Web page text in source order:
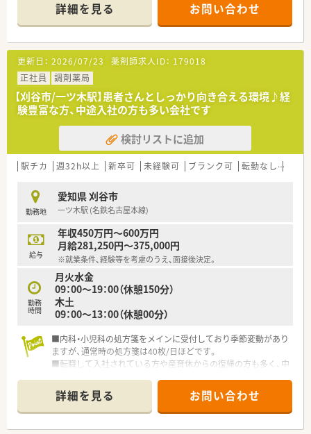
【店舗情報と応需状況について】
■東刈谷駅から徒歩11分ほどの場所に位置しており、毎日の通
勤にも非常に便利な立地環境となっています。
■近隣のクリニックから内科やリハビリテーション科の処方箋
を主に応需しており、地域医療に貢献しています。
■在宅クリニックからの応需もあるため、外来調剤だけでなく在
宅業務にも幅広く関わることができる店舗です。
【勤務実態について】
■週休2日制を採用しており、土曜日の午後や祝日の午後はお休
みとなるため、週末の予定も立てやすい環境です。
■残業などの時間外勤務が発生した場合にも時間外手当がしっ
かりと支給されるため、安心して業務に集中できます。
プライベートのメリハリを保ちながら勤務できます。
【こんな方が活躍中】
■20代から30代の若手薬剤師が中心となって、お互いに切磋琢
磨しながら笑顔でイキイキと日々の業務に励んでいます。
■過去にブランクがあった方も、入社後の丁寧なサポートや充実
した教育制度を活用して第一線で活躍されています。
■調剤薬局での経験を活かしながら、会社とともに自分自身も成
長したいという高いモチベーションを持つ方が活躍中です。
詳細を見る お問い合わせ
更新日： 2026/07/23 薬剤師求人ID： 179018
正社員
調剤薬局
【刈谷市/一ツ木駅】患者さんとしっかり向き合える環境♪経
験豊富な方、中途入社の方も多い会社です
検討リストに追加
駅チカ 週32h以上 新卒可 未経験可 ブランク可 転勤なし
勤務地
愛知県 刈谷市
一ツ木駅 (名鉄名古屋本線)
給与
年収450万円～600万円
月給281,250円～375,000円
※就業条件、経験等を考慮のうえ、面接後決定。
勤務
時間
月火水金
09：00～19：00（休憩150分）
木土
09：00～13：00（休憩00分）
■内科・小児科の処方箋をメインに受付しており季節変動があり
ますが、通常時の処方箋は40枚/日ほどです。
■転職して入社されている方や産育休からの復帰の方も多く、中
詳細を見る お問い合わせ